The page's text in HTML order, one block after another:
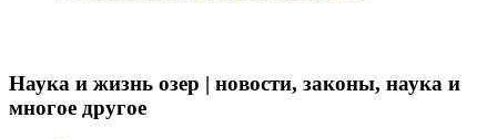
Наука и жизнь озер | новости, законы, наука и
многое другое